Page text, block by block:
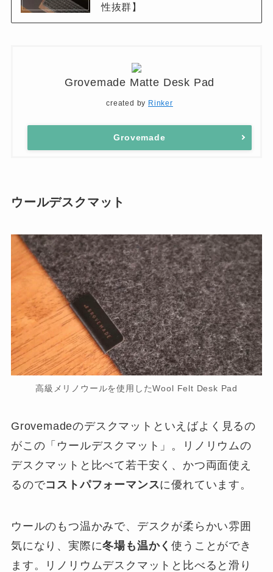
性抜群】
Grovemade Matte Desk Pad
created by Rinker
Grovemade
ウールデスクマット
高級メリノウールを使用したWool Felt Desk Pad
Grovemadeのデスクマットといえばよく見るの
がこの「ウールデスクマット」。リノリウムの
デスクマットと比べて若干安く、かつ両面使え
るのでコストパフォーマンスに優れています。
ウールのもつ温かみで、デスクが柔らかい雰囲
気になり、実際に冬場も温かく使うことができ
ます。リノリウムデスクマットと比べると滑り